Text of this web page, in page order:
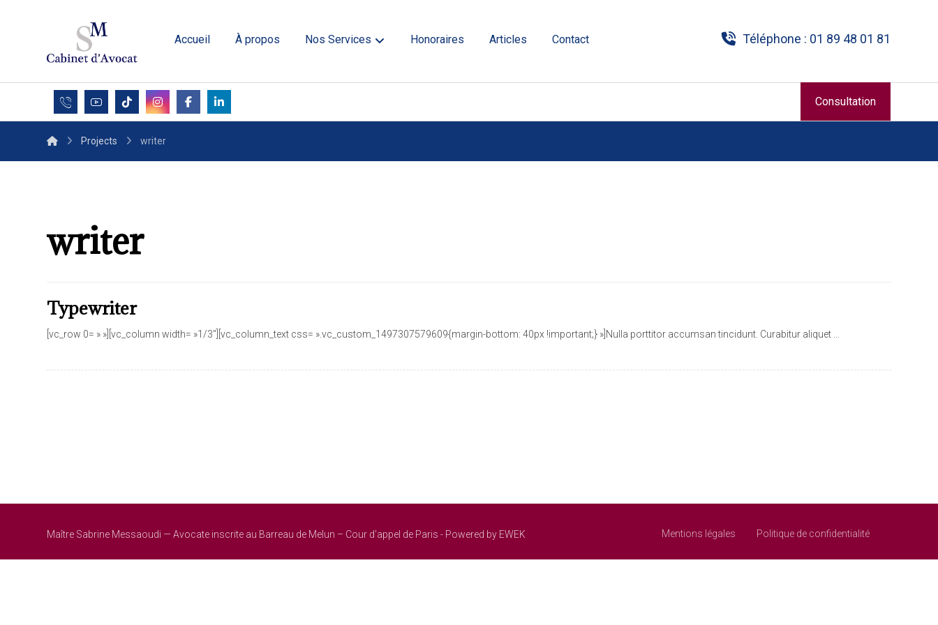
Accueil À propos Nos Services Honoraires Articles Contact Téléphone : 01 89 48 01 81
Consultation
Projects writer
writer
Typewriter
[vc_row 0= » »][vc_column width= »1/3″][vc_column_text css= ».vc_custom_1497307579609{margin-bottom: 40px !important;} »]Nulla porttitor accumsan tincidunt. Curabitur aliquet ...
Maître Sabrine Messaoudi — Avocate inscrite au Barreau de Melun – Cour d'appel de Paris - Powered by EWEK Mentions légales Politique de confidentialité